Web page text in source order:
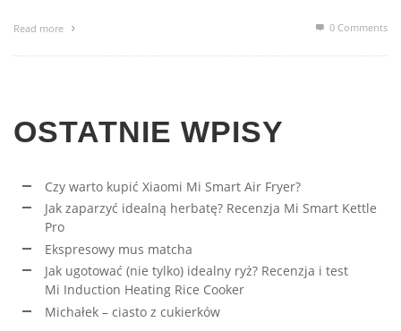
Read more 0 Comments
OSTATNIE WPISY
Czy warto kupić Xiaomi Mi Smart Air Fryer?
Jak zaparzyć idealną herbatę? Recenzja Mi Smart Kettle
Pro
Ekspresowy mus matcha
Jak ugotować (nie tylko) idealny ryż? Recenzja i test
Mi Induction Heating Rice Cooker
Michałek – ciasto z cukierków